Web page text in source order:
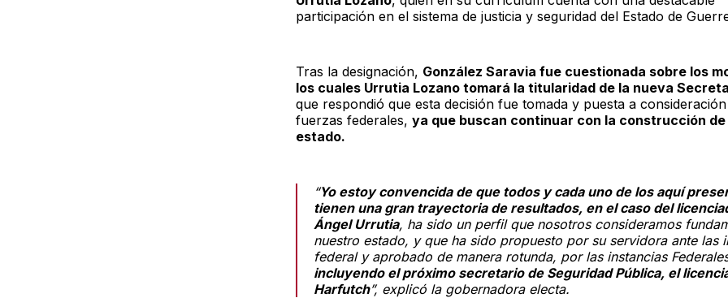
participación en el sistema de justicia y seguridad del Estado de
Tras la designación, González Saravia fue cuestionada sobre los
los cuales Urrutia Lozano tomará la titularidad de la nueva
que respondió que esta decisión fue tomada y puesta a
fuerzas federales, ya que buscan continuar con la construcción de
estado.
“Yo estoy convencida de que todos y cada uno de los aquí
tienen una gran trayectoria de resultados, en el caso del
Ángel Urrutia, ha sido un perfil que nosotros consideramos
nuestro estado, y que ha sido propuesto por su servidora ante las
federal y aprobado de manera rotunda, por las instancias
incluyendo el próximo secretario de Seguridad Pública, el
Harfutch”, explicó la gobernadora electa.